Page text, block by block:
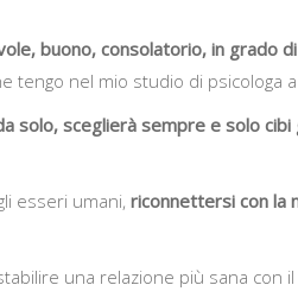
buono, consolatorio, in grado
tengo nel mio studio di psicologa
solo, sceglierà sempre e solo
esseri umani, riconnettersi con la
una relazione più sana con il